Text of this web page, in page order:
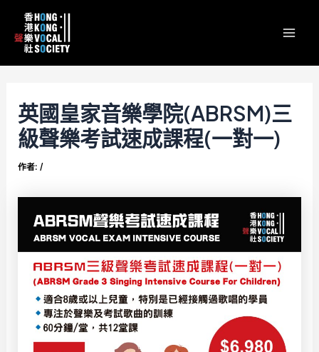
content
要
英國皇家音樂學院(ABRSM)三
級聲樂考試速成課程(一對一)
作者:/
Post
navigation